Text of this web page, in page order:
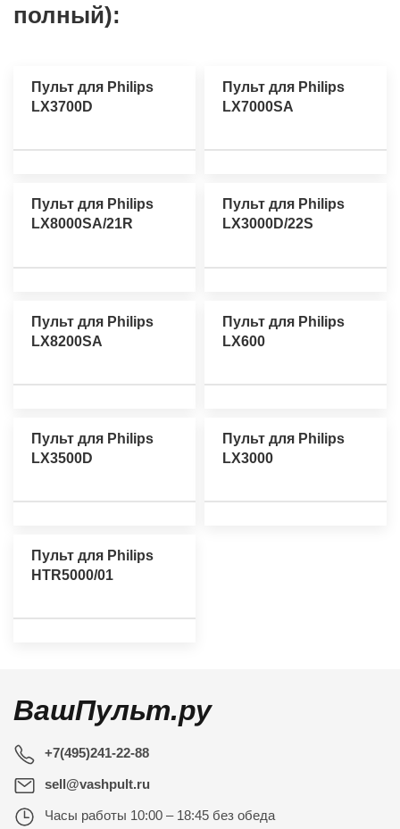
полный):
Пульт для Philips
LX3700D
Пульт для Philips
LX7000SA
Пульт для Philips
LX8000SA/21R
Пульт для Philips
LX3000D/22S
Пульт для Philips
LX8200SA
Пульт для Philips
LX600
Пульт для Philips
LX3500D
Пульт для Philips
LX3000
Пульт для Philips
HTR5000/01
ВашПульт.ру
+7(495)241-22-88
sell@vashpult.ru
Часы работы 10:00 – 18:45 без обеда